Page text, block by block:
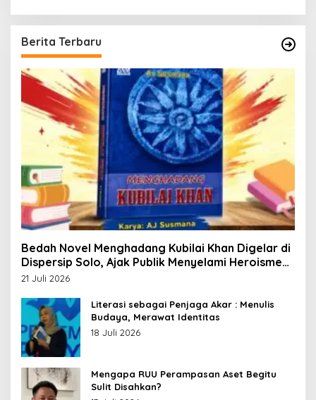
Berita Terbaru
Bedah Novel Menghadang Kubilai Khan Digelar di
Dispersip Solo, Ajak Publik Menyelami Heroisme
Leluhur Nusantara
21 Juli 2026
Literasi sebagai Penjaga Akar : Menulis
Budaya, Merawat Identitas
18 Juli 2026
Mengapa RUU Perampasan Aset Begitu
Sulit Disahkan?